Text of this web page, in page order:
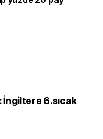
İngiltere 6.sıcak